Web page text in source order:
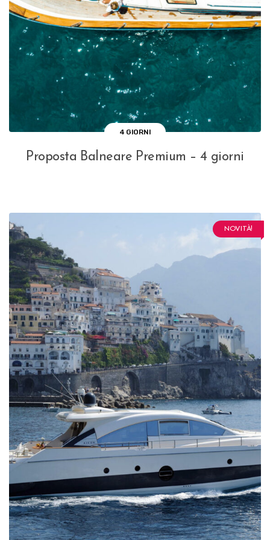
4 GIORNI
Proposta Balneare Premium – 4 giorni
NOVITÀ!